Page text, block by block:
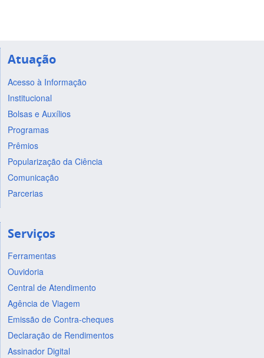
Atuação
Acesso à Informação
Institucional
Bolsas e Auxílios
Programas
Prêmios
Popularização da Ciência
Comunicação
Parcerias
Serviços
Ferramentas
Ouvidoria
Central de Atendimento
Agência de Viagem
Emissão de Contra-cheques
Declaração de Rendimentos
Assinador Digital